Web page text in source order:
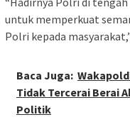
untuk memperkuat
Polri kepada
Baca Juga:
Tidak Tercerai Berai
Politik